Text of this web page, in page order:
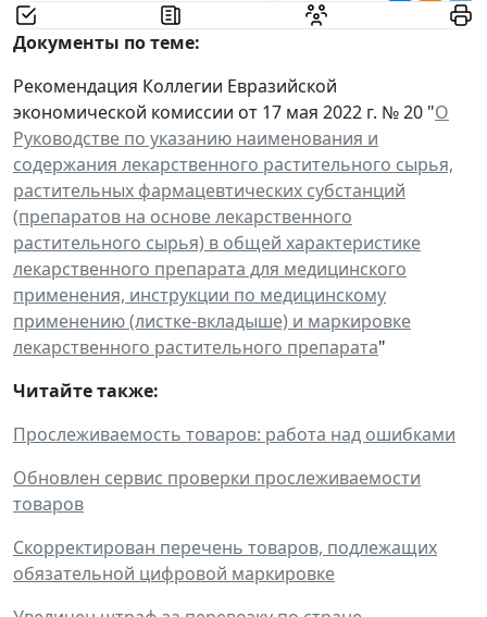
Документы по теме:
Рекомендация Коллегии Евразийской
экономической комиссии от 17 мая 2022 г. № 20 "О
Руководстве по указанию наименования и
содержания лекарственного растительного сырья,
растительных фармацевтических субстанций
(препаратов на основе лекарственного
растительного сырья) в общей характеристике
лекарственного препарата для медицинского
применения, инструкции по медицинскому
применению (листке-вкладыше) и маркировке
лекарственного растительного препарата"
Читайте также:
Прослеживаемость товаров: работа над ошибками
Обновлен сервис проверки прослеживаемости
товаров
Скорректирован перечень товаров, подлежащих
обязательной цифровой маркировке